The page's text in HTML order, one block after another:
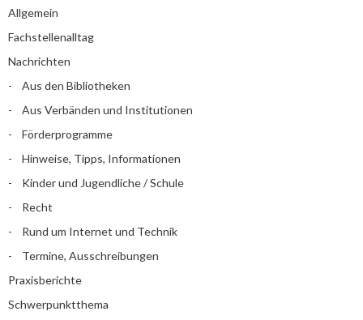
Allgemein
Fachstellenalltag
Nachrichten
Aus den Bibliotheken
Aus Verbänden und Institutionen
Förderprogramme
Hinweise, Tipps, Informationen
Kinder und Jugendliche / Schule
Recht
Rund um Internet und Technik
Termine, Ausschreibungen
Praxisberichte
Schwerpunktthema